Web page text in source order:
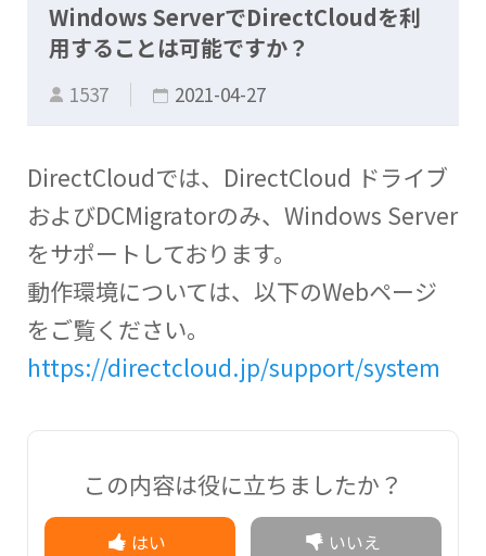
Windows ServerでDirectCloudを利
用することは可能ですか？
1537 2021-04-27
DirectCloudでは、DirectCloud ドライブ
およびDCMigratorのみ、Windows Server
をサポートしております。
動作環境については、以下のWebページ
をご覧ください。
https://directcloud.jp/support/system
この内容は役に立ちましたか？
はい いいえ